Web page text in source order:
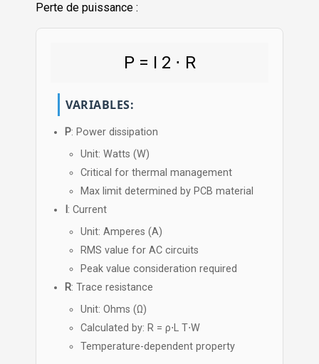
Perte de puissance :
P = I 2 ⋅ R
VARIABLES:
P: Power dissipation
Unit: Watts (W)
Critical for thermal management
Max limit determined by PCB material
: Current
Unit: Amperes (A)
RMS value for AC circuits
Peak value consideration required
R: Trace resistance
Unit: Ohms (Ω)
Calculated by: R = ρ⋅L T⋅W
Temperature-dependent property